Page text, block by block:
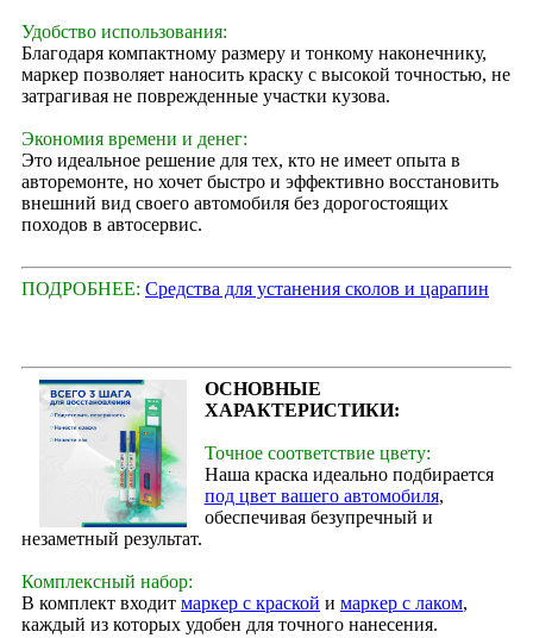
Удобство использования:
Благодаря компактному размеру и тонкому наконечнику,
маркер позволяет наносить краску с высокой точностью, не
затрагивая не поврежденные участки кузова.
Экономия времени и денег:
Это идеальное решение для тех, кто не имеет опыта в
авторемонте, но хочет быстро и эффективно восстановить
внешний вид своего автомобиля без дорогостоящих
походов в автосервис.
ПОДРОБНЕЕ: Средства для устанения сколов и царапин
ОСНОВНЫЕ
ХАРАКТЕРИСТИКИ:
Точное соответствие цвету:
Наша краска идеально подбирается
под цвет вашего автомобиля,
обеспечивая безупречный и
незаметный результат.
Комплексный набор:
В комплект входит маркер с краской и маркер с лаком,
каждый из которых удобен для точного нанесения.